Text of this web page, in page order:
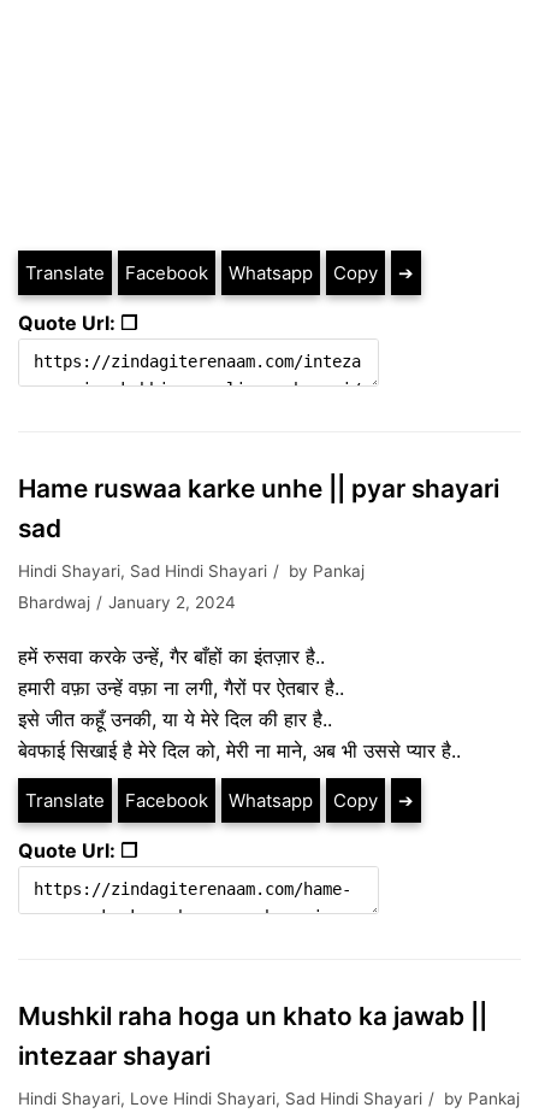
Translate Facebook Whatsapp Copy ➔
Quote Url: ❐
Hame ruswaa karke unhe || pyar shayari
sad
Hindi Shayari, Sad Hindi Shayari by Pankaj
Bhardwaj
January 2, 2024
हमें रुसवा करके उन्हें, गैर बाँहों का इंतज़ार है..
हमारी वफ़ा उन्हें वफ़ा ना लगी, गैरों पर ऐतबार है..
इसे जीत कहूँ उनकी, या ये मेरे दिल की हार है..
बेवफाई सिखाई है मेरे दिल को, मेरी ना माने, अब भी उससे प्यार है..
Translate Facebook Whatsapp Copy ➔
Quote Url: ❐
Mushkil raha hoga un khato ka jawab ||
intezaar shayari
Hindi Shayari, Love Hindi Shayari, Sad Hindi Shayari by Pankaj